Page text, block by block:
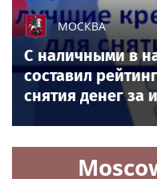
МОСКВА
С наличными в
составил
снятия денег за